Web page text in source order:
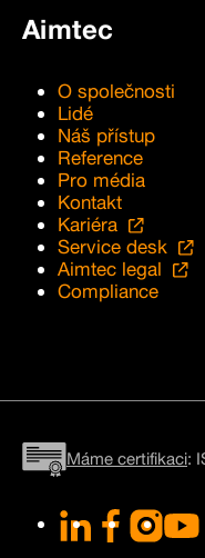
Aimtec
O společnosti
Lidé
Náš přístup
Reference
Pro média
Kontakt
Kariéra
Service desk
Aimtec legal
Compliance
Máme certifikaci:
LinkedInFacebook
Instagram